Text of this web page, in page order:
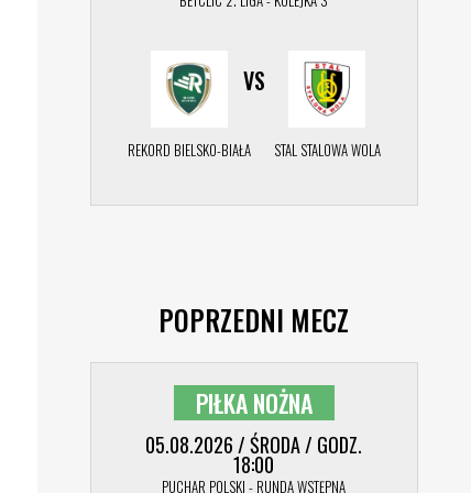
VS
REKORD BIELSKO-BIAŁA STAL STALOWA WOLA
POPRZEDNI MECZ
PIŁKA NOŻNA
05.08.2026 / ŚRODA / GODZ.
18:00
PUCHAR POLSKI - RUNDA WSTĘPNA